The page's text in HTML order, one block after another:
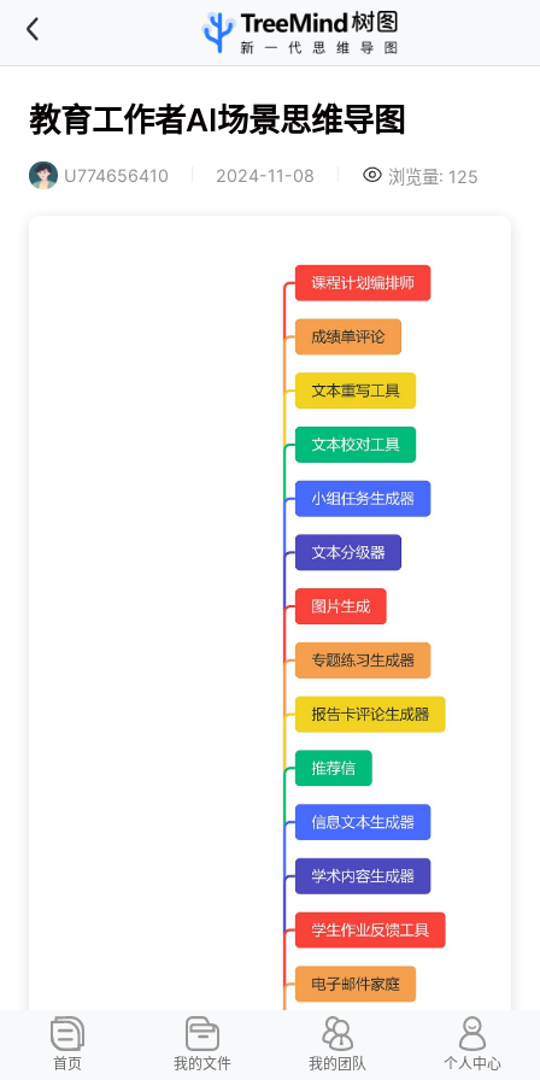
教育工作者AI场景思维导图
U774656410 2024-11-08 浏览量: 125
首页 我的文件 我的团队 个人中心